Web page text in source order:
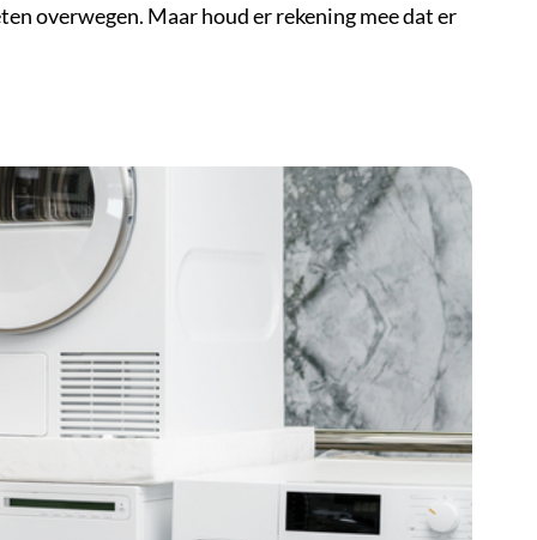
overwegen. Maar houd er rekening mee dat er